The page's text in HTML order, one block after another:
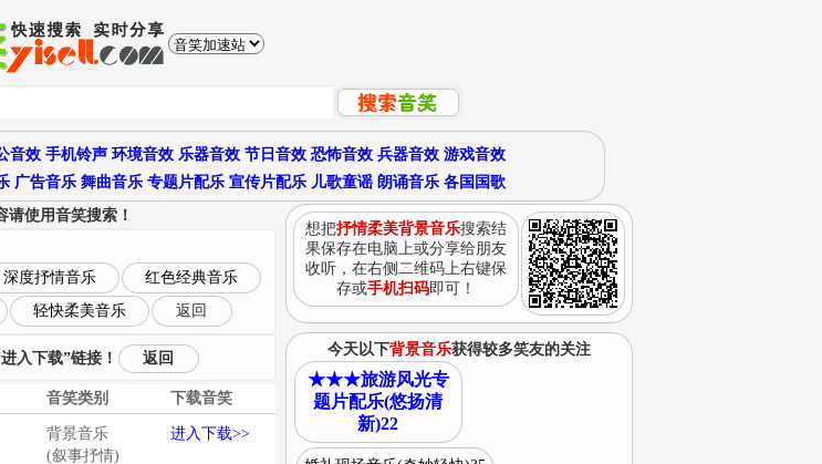
音效 手机铃声 环境音效 乐器音效 节日音效 恐怖音效 兵器音效 游戏音效
广告音乐 舞曲音乐 专题片配乐 宣传片配乐 儿歌童谣 朗诵音乐 各国国歌
请使用音笑搜索！
深度抒情音乐
红色经典音乐
轻快柔美音乐 返回
入下载”链接！ 返回
音笑类别 下载音笑
背景音乐
(叙事抒情)
进入下载>>
想把抒情柔美背景音乐搜索结
果保存在电脑上或分享给朋友
收听，在右侧二维码上右键保
存或手机扫码即可！
今天以下背景音乐获得较多笑友的关注
★★★旅游风光专
题片配乐(悠扬清
新)22